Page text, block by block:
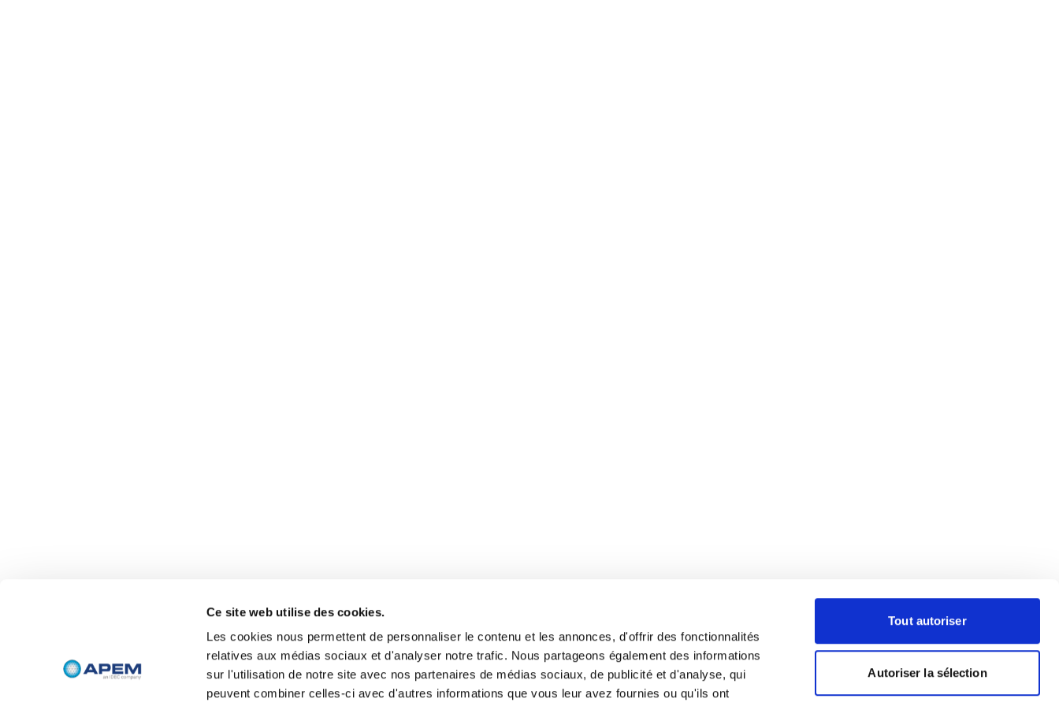
Ce site web utilise des cookies.
Les cookies nous permettent de personnaliser le contenu et les annonces, d'offrir des fonctionnalités
relatives aux médias sociaux et d'analyser notre trafic. Nous partageons également des informations
sur l'utilisation de notre site avec nos partenaires de médias sociaux, de publicité et d'analyse, qui
peuvent combiner celles-ci avec d'autres informations que vous leur avez fournies ou qu'ils ont
Tout autoriser
Autoriser la sélection